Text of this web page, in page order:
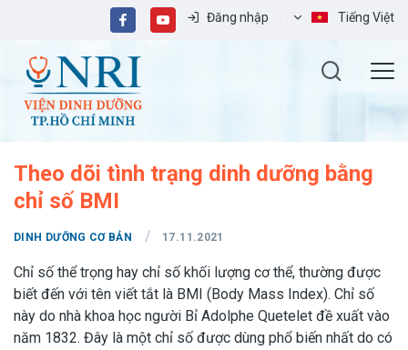
Đăng nhập Tiếng Việt
Theo dõi tình trạng dinh dưỡng bằng
chỉ số BMI
DINH DƯỠNG CƠ BẢN / 17.11.2021
Chỉ số thể trọng hay chỉ số khối lượng cơ thể, thường được
biết đến với tên viết tắt là BMI (Body Mass Index). Chỉ số
này do nhà khoa học người Bỉ Adolphe Quetelet đề xuất vào
năm 1832. Đây là một chỉ số được dùng phổ biến nhất do có